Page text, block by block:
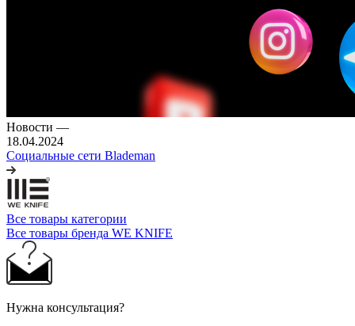
Новости —
18.04.2024
Социальные сети Blademan
Все товары категории
Все товары бренда WE KNIFE
Нужна консультация?